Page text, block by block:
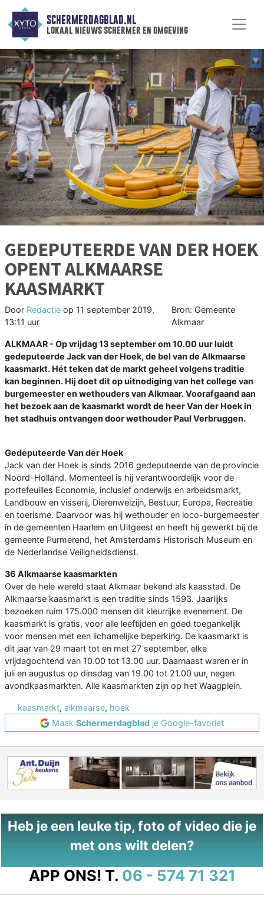
SCHERMERDAGBLAD.NL
lokaal nieuws schermer en omgeving
GEDEPUTEERDE VAN DER HOEK
OPENT ALKMAARSE
KAASMARKT
Door Redactie op 11 september 2019,
13:11 uur
Bron: Gemeente
Alkmaar
ALKMAAR - Op vrijdag 13 september om 10.00 uur luidt
gedeputeerde Jack van der Hoek, de bel van de Alkmaarse
kaasmarkt. Hét teken dat de markt geheel volgens traditie
kan beginnen. Hij doet dit op uitnodiging van het college van
burgemeester en wethouders van Alkmaar. Voorafgaand aan
het bezoek aan de kaasmarkt wordt de heer Van der Hoek in
het stadhuis ontvangen door wethouder Paul Verbruggen.
Gedeputeerde Van der Hoek
Jack van der Hoek is sinds 2016 gedeputeerde van de provincie
Noord-Holland. Momenteel is hij verantwoordelijk voor de
portefeuilles Economie, inclusief onderwijs en arbeidsmarkt,
Landbouw en visserij, Dierenwelzijn, Bestuur, Europa, Recreatie
en toerisme. Daarvoor was hij wethouder en loco-burgemeester
in de gemeenten Haarlem en Uitgeest en heeft hij gewerkt bij de
gemeente Purmerend, het Amsterdams Historisch Museum en
de Nederlandse Veiligheidsdienst.
36 Alkmaarse kaasmarkten
Over de hele wereld staat Alkmaar bekend als kaasstad. De
Alkmaarse kaasmarkt is een traditie sinds 1593. Jaarlijks
bezoeken ruim 175.000 mensen dit kleurrijke evenement. De
kaasmarkt is gratis, voor alle leeftijden en goed toegankelijk
voor mensen met een lichamelijke beperking. De kaasmarkt is
dit jaar van 29 maart tot en met 27 september, elke
vrijdagochtend van 10.00 tot 13.00 uur. Daarnaast waren er in
juli en augustus op dinsdag van 19.00 tot 21.00 uur, negen
avondkaasmarkten. Alle kaasmarkten zijn op het Waagplein.
kaasmarkt, alkmaarse, hoek
Maak Schermerdagblad je Google-favoriet
Heb je een leuke tip, foto of video die je
met ons wilt delen?
APP ONS! T. 06 - 574 71 321